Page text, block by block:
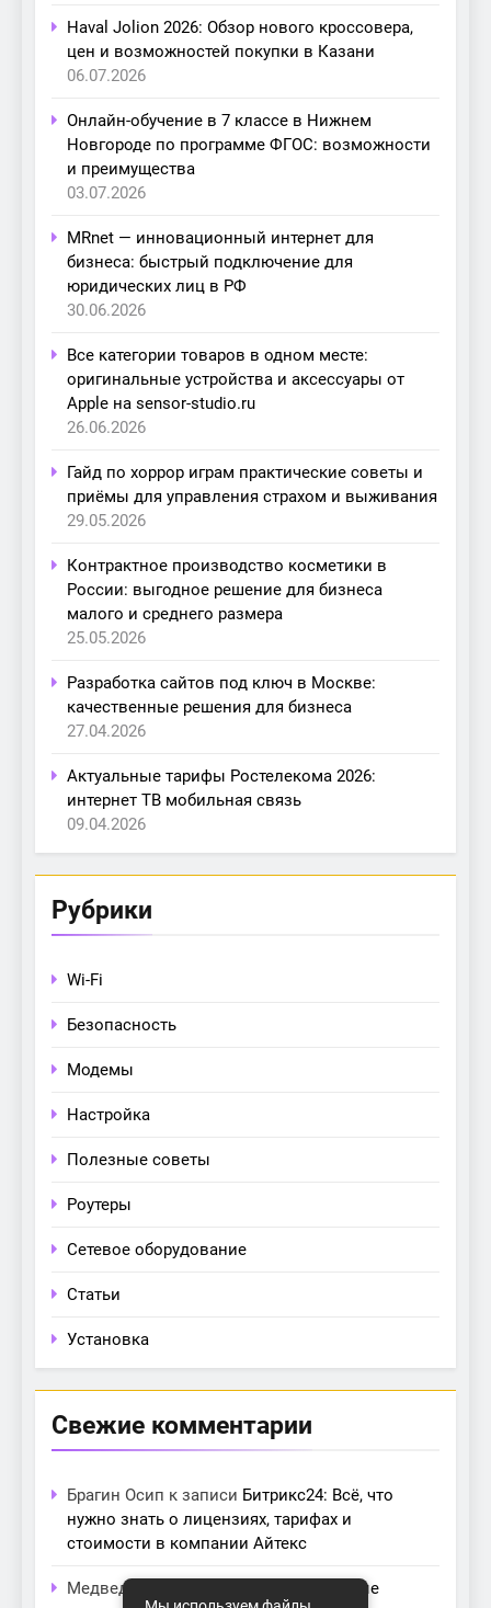
Haval Jolion 2026: Обзор нового кроссовера,
цен и возможностей покупки в Казани
06.07.2026
Онлайн-обучение в 7 классе в Нижнем
Новгороде по программе ФГОС: возможности
и преимущества
03.07.2026
MRnet — инновационный интернет для
бизнеса: быстрый подключение для
юридических лиц в РФ
30.06.2026
Все категории товаров в одном месте:
оригинальные устройства и аксессуары от
Apple на sensor-studio.ru
26.06.2026
Гайд по хоррор играм практические советы и
приёмы для управления страхом и выживания
29.05.2026
Контрактное производство косметики в
России: выгодное решение для бизнеса
малого и среднего размера
25.05.2026
Разработка сайтов под ключ в Москве:
качественные решения для бизнеса
27.04.2026
Актуальные тарифы Ростелекома 2026:
интернет ТВ мобильная связь
09.04.2026
Рубрики
Wi-Fi
Безопасность
Модемы
Настройка
Полезные советы
Роутеры
Сетевое оборудование
Статьи
Установка
Свежие комментарии
Брагин Осип к записи Битрикс24: Всё, что
нужно знать о лицензиях, тарифах и
стоимости в компании Айтекс
Медведева Амалия
Основные